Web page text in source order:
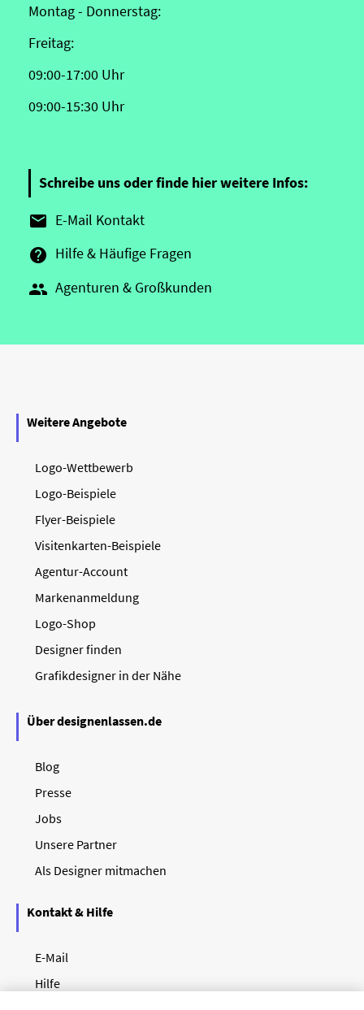
Montag - Donnerstag:
Freitag:
09:00-17:00 Uhr
09:00-15:30 Uhr
Schreibe uns oder finde hier weitere Infos:
 E-Mail Kontakt
 Hilfe & Häufige Fragen
 Agenturen & Großkunden
Weitere Angebote
Logo-Wettbewerb
Logo-Beispiele
Flyer-Beispiele
Visitenkarten-Beispiele
Agentur-Account
Markenanmeldung
Logo-Shop
Designer finden
Grafikdesigner in der Nähe
Über designenlassen.de
Blog
Presse
Jobs
Unsere Partner
Als Designer mitmachen
Kontakt & Hilfe
E-Mail
Hilfe